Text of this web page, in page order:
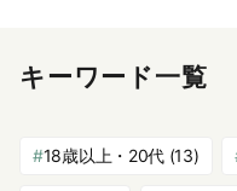
キーワード一覧
18歳以上・20代 (13)